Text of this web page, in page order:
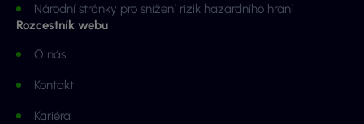
Národní stránky pro snížení rizik hazardního hraní
Rozcestník webu
O nás
Kontakt
Kariéra